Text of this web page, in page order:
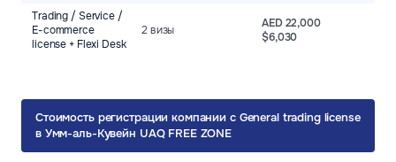
Trading / Service /
E-commerce
license + Flexi Desk
2 визы
AED 22,000
$6,030
Стоимость регистрации компании с General trading license
в Умм-аль-Кувейн UAQ FREE ZONE